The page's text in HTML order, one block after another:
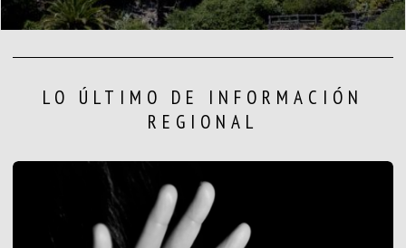
LO ÚLTIMO DE INFORMACIÓN
REGIONAL